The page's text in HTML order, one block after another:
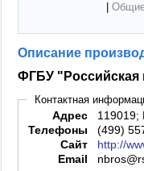
Описание
ФГБУ "Российская
Контактная
Адрес
119019;
Телефоны
(499)
Сайт
http://
Email